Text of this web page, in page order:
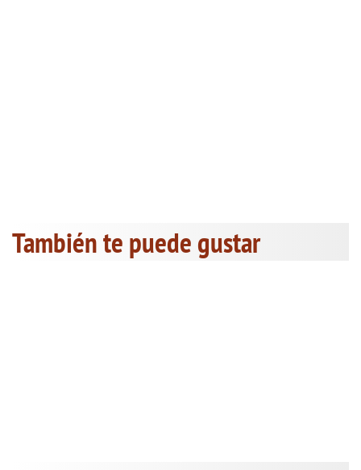
También te puede gustar